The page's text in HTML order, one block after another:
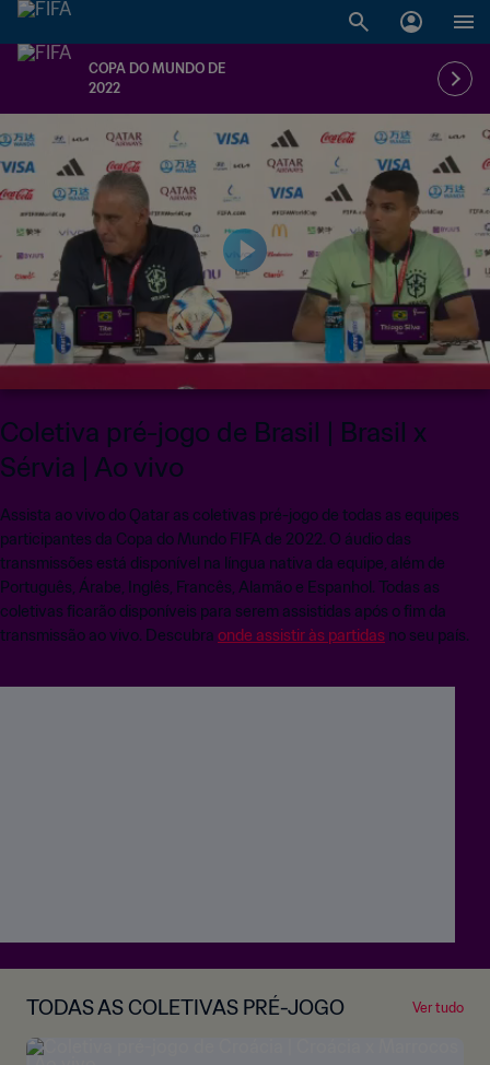
COPA DO MUNDO DE
2022
Coletiva pré-jogo de Brasil | Brasil x
Sérvia | Ao vivo
Assista ao vivo do Qatar as coletivas pré-jogo de todas as equipes
participantes da Copa do Mundo FIFA de 2022. O áudio das
transmissões está disponível na língua nativa da equipe, além de
Português, Árabe, Inglês, Francês, Alamão e Espanhol. Todas as
coletivas ficarão disponíveis para serem assistidas após o fim da
transmissão ao vivo. Descubra onde assistir às partidas no seu país.
TODAS AS COLETIVAS PRÉ-JOGO Ver tudo